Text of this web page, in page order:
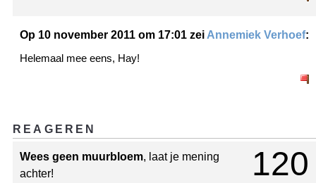
Op 10 november 2011 om 17:01 zei Annemiek Verhoef:
Helemaal mee eens, Hay!
REAGEREN
120
Wees geen muurbloem, laat je mening
achter!